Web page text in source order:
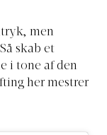
men
skab et
i tone af den
her mestrer